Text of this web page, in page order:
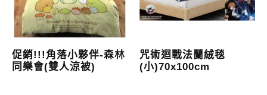
促銷!!!角落小夥伴-森林
同樂會(雙人涼被)
咒術迴戰法蘭絨毯
(小)70x100cm